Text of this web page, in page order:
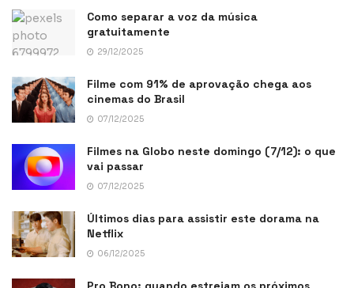
Como separar a voz da música
gratuitamente
29/12/2025
Filme com 91% de aprovação chega aos
cinemas do Brasil
07/12/2025
Filmes na Globo neste domingo (7/12): o que
vai passar
07/12/2025
Últimos dias para assistir este dorama na
Netflix
06/12/2025